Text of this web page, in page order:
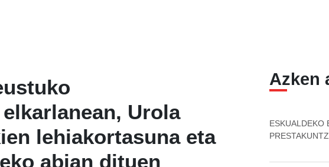
Urola
lehiakortasuna eta
abian dituen
Azken
ESKUALDEKO